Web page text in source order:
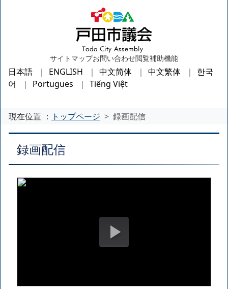
サイトマップお問い合わせ閲覧補助機能
日本語 ENGLISH 中文简体 中文繁体
한국
어
Portugues Tiếng Việt
現在位置 ： トップページ 録画配信
録画配信